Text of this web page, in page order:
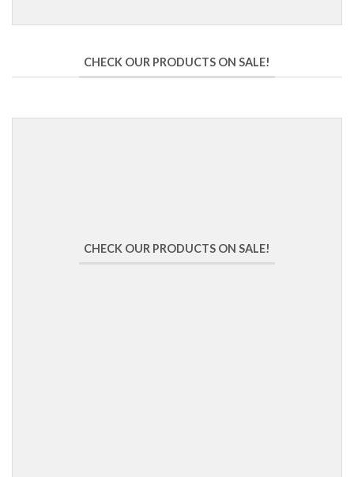
CHECK OUR PRODUCTS ON SALE!
CHECK OUR PRODUCTS ON SALE!